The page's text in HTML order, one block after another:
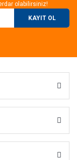
olabilirsiniz!
KAYIT OL